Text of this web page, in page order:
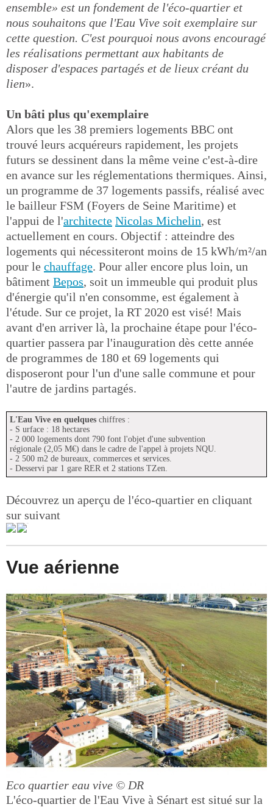
ensemble» est un fondement de l'éco-quartier et
nous souhaitons que l'Eau Vive soit exemplaire sur
cette question. C'est pourquoi nous avons encouragé
les réalisations permettant aux habitants de
disposer d'espaces partagés et de lieux créant du
lien».
Un bâti plus qu'exemplaire
Alors que les 38 premiers logements BBC ont
trouvé leurs acquéreurs rapidement, les projets
futurs se dessinent dans la même veine c'est-à-dire
en avance sur les réglementations thermiques. Ainsi,
un programme de 37 logements passifs, réalisé avec
le bailleur FSM (Foyers de Seine Maritime) et
l'appui de l'architecte Nicolas Michelin, est
actuellement en cours. Objectif : atteindre des
logements qui nécessiteront moins de 15 kWh/m²/an
pour le chauffage. Pour aller encore plus loin, un
bâtiment Bepos, soit un immeuble qui produit plus
d'énergie qu'il n'en consomme, est également à
l'étude. Sur ce projet, la RT 2020 est visé! Mais
avant d'en arriver là, la prochaine étape pour l'éco-
quartier passera par l'inauguration dès cette année
de programmes de 180 et 69 logements qui
disposeront pour l'un d'une salle commune et pour
l'autre de jardins partagés.
L'Eau Vive en quelques chiffres :
- S urface : 18 hectares
- 2 000 logements dont 790 font l'objet d'une subvention
régionale (2,05 M€) dans le cadre de l'appel à projets NQU.
- 2 500 m2 de bureaux, commerces et services.
- Desservi par 1 gare RER et 2 stations TZen.
Découvrez un aperçu de l'éco-quartier en cliquant
sur suivant
Vue aérienne
Eco quartier eau vive © DR
L'éco-quartier de l'Eau Vive à Sénart est situé sur la